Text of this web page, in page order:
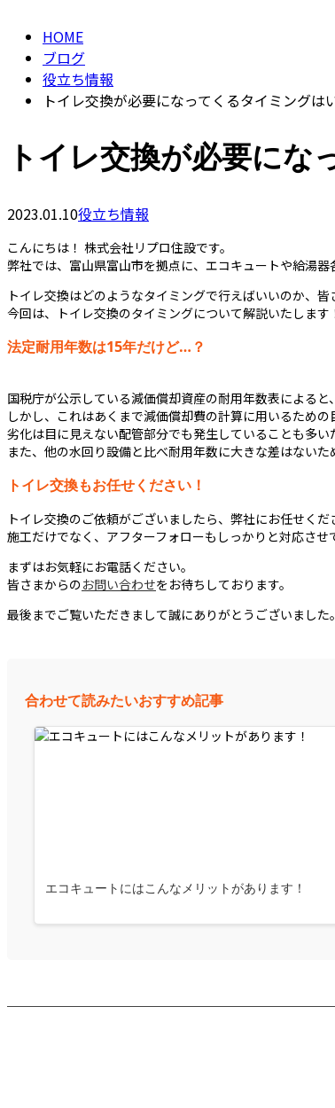
HOME
ブログ
役立ち情報
トイレ交換が必要になってくるタイミングは
トイレ交換が必要にな
2023.01.10役立ち情報
こんにちは！ 株式会社リプロ住設です。
弊社では、富山県富山市を拠点に、エコキュートや給湯器
トイレ交換はどのようなタイミングで行えばいいのか、皆
今回は、トイレ交換のタイミングについて解説いたします
法定耐用年数は15年だけど…？
国税庁が公示している減価償却資産の耐用年数表による
しかし、これはあくまで減価償却費の計算に用いるため
劣化は目に見えない配管部分でも発生していることも多
また、他の水回り設備と比べ耐用年数に大きな差はない
トイレ交換もお任せください！
トイレ交換のご依頼がございましたら、弊社にお任せくだ
施工だけでなく、アフターフォローもしっかりと対応させ
まずはお気軽にお電話ください。
皆さまからのお問い合わせをお待ちしております。
最後までご覧いただきまして誠にありがとうございました。
合わせて読みたいおすすめ記事
エコキュートにはこんなメリットがあります！